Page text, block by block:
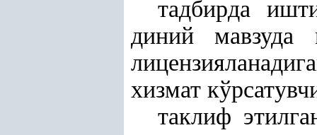
тадбирда
диний
хизмат
таклиф